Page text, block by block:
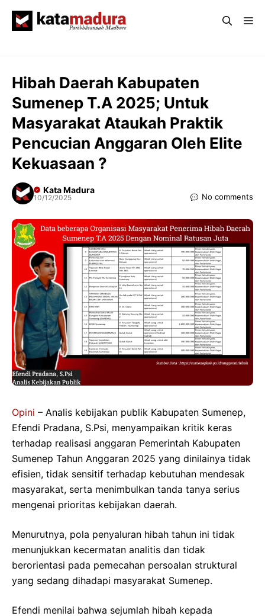
Hibah Daerah Kabupaten
Sumenep T.A 2025; Untuk
Masyarakat Ataukah Praktik
Pencucian Anggaran Oleh Elite
Kekuasaan ?
Kata Madura
10/12/2025 No comments
Opini – Analis kebijakan publik Kabupaten Sumenep,
Efendi Pradana, S.Psi, menyampaikan kritik keras
terhadap realisasi anggaran Pemerintah Kabupaten
Sumenep Tahun Anggaran 2025 yang dinilainya tidak
efisien, tidak sensitif terhadap kebutuhan mendesak
masyarakat, serta menimbulkan tanda tanya serius
mengenai prioritas kebijakan daerah.
Menurutnya, pola penyaluran hibah tahun ini tidak
menunjukkan kecermatan analitis dan tidak
berorientasi pada pemecahan persoalan struktural
yang sedang dihadapi masyarakat Sumenep.
Efendi menilai bahwa sejumlah hibah kepada